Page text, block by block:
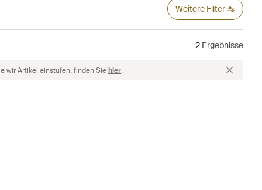
Weitere Filter
2 Ergebnisse
wir Artikel einstufen, finden Siehier.